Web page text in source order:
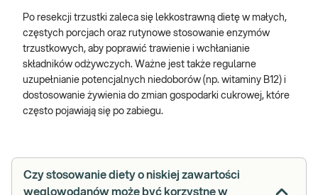
Po resekcji trzustki zaleca się lekkostrawną dietę w małych,
częstych porcjach oraz rutynowe stosowanie enzymów
trzustkowych, aby poprawić trawienie i wchłanianie
składników odżywczych. Ważne jest także regularne
uzupełnianie potencjalnych niedoborów (np. witaminy B12) i
dostosowanie żywienia do zmian gospodarki cukrowej, które
często pojawiają się po zabiegu.
Czy stosowanie diety o niskiej zawartości
węglowodanów może być korzystne w